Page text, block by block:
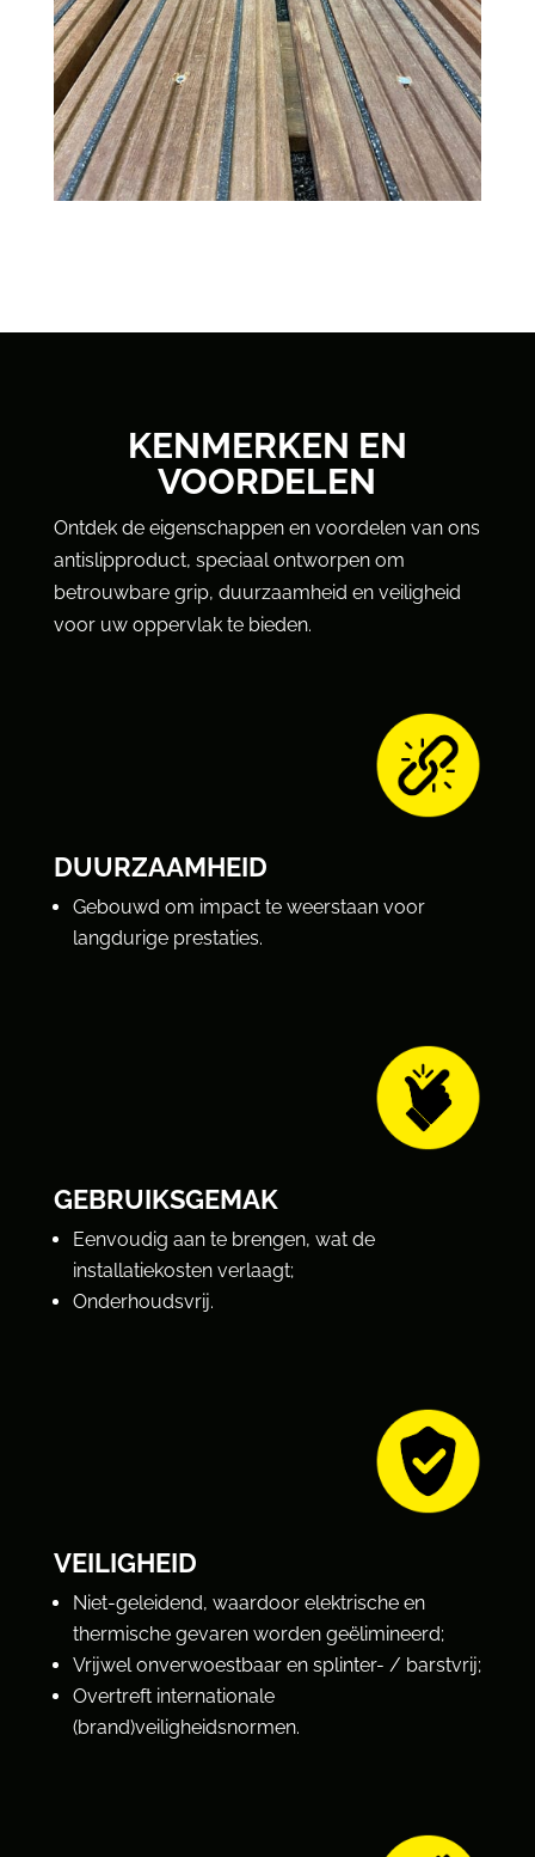
KENMERKEN EN
VOORDELEN
Ontdek de eigenschappen en voordelen van ons
antislipproduct, speciaal ontworpen om
betrouwbare grip, duurzaamheid en veiligheid
voor uw oppervlak te bieden.
DUURZAAMHEID
Gebouwd om impact te weerstaan voor
langdurige prestaties.
GEBRUIKSGEMAK
Eenvoudig aan te brengen, wat de
installatiekosten verlaagt;
Onderhoudsvrij.
VEILIGHEID
Niet-geleidend, waardoor elektrische en
thermische gevaren worden geëlimineerd;
Vrijwel onverwoestbaar en splinter- / barstvrij;
Overtreft internationale
(brand)veiligheidsnormen.